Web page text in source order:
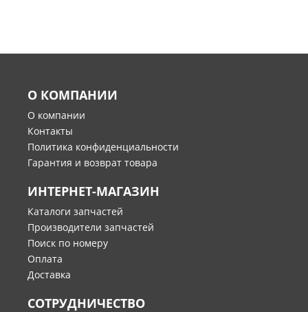
О КОМПАНИИ
О компании
Контакты
Политика конфиденциальности
Гарантия и возврат товара
ИНТЕРНЕТ-МАГАЗИН
Каталоги запчастей
Производители запчастей
Поиск по номеру
Оплата
Доставка
СОТРУДНИЧЕСТВО